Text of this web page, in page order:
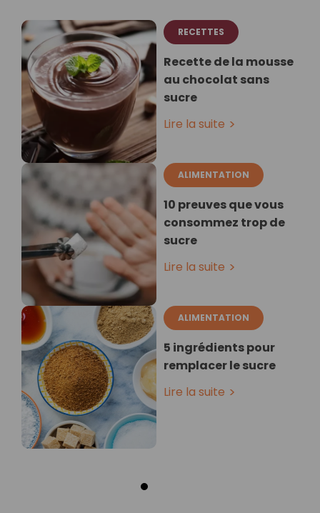
RECETTES
Recette de la mousse
au chocolat sans
sucre
Lire la suite
ALIMENTATION
10 preuves que vous
consommez trop de
sucre
Lire la suite
ALIMENTATION
5 ingrédients pour
remplacer le sucre
Lire la suite